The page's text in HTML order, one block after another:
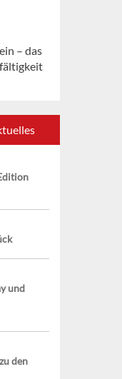
– das
und
den